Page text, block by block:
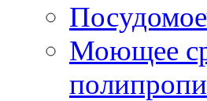
Моющее